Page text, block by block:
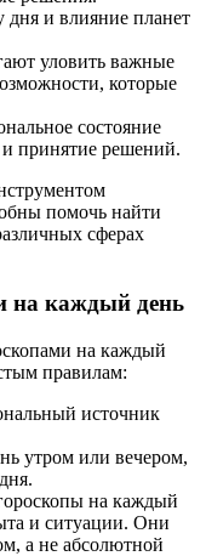
дня и влияние планет
уловить важные
которые
состояние
принятие решений.
помочь найти
сферах
на каждый день
на каждый
правилам:
источник
утром или вечером,
на каждый
и ситуации. Они
а не абсолютной